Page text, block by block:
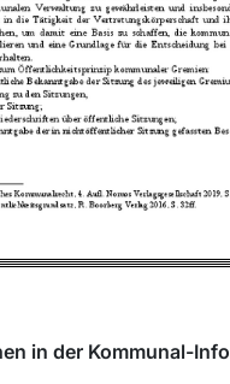
in der Kommunal-